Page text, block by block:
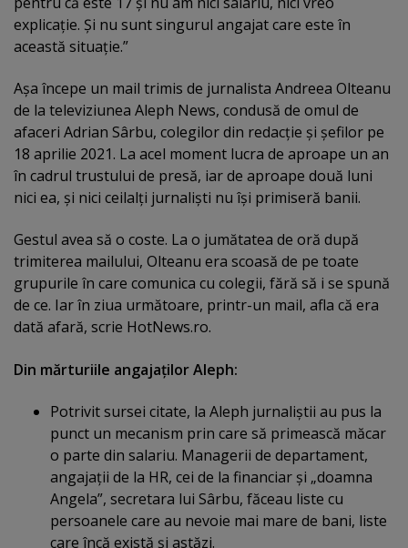
explicaţie. Şi nu sunt singurul angajat care este în
această situaţie.”
Aşa începe un mail trimis de jurnalista Andreea Olteanu
de la televiziunea Aleph News, condusă de omul de
afaceri Adrian Sârbu, colegilor din redacţie şi şefilor pe
18 aprilie 2021. La acel moment lucra de aproape un an
în cadrul trustului de presă, iar de aproape două luni
nici ea, şi nici ceilalţi jurnalişti nu îşi primiseră banii.
Gestul avea să o coste. La o jumătatea de oră după
trimiterea mailului, Olteanu era scoasă de pe toate
grupurile în care comunica cu colegii, fără să i se spună
de ce. Iar în ziua următoare, printr-un mail, afla că era
dată afară, scrie HotNews.ro.
Din mărturiile angajaţilor Aleph:
Potrivit sursei citate, la Aleph jurnaliştii au pus la
punct un mecanism prin care să primească măcar
o parte din salariu. Managerii de departament,
angajaţii de la HR, cei de la financiar şi „doamna
Angela”, secretara lui Sârbu, făceau liste cu
persoanele care au nevoie mai mare de bani, liste
care încă există şi astăzi.